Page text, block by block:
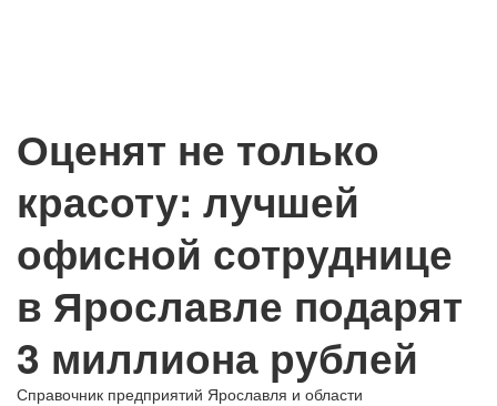
Оценят не только
красоту: лучшей
офисной сотруднице
в Ярославле подарят
3 миллиона рублей
Справочник предприятий Ярославля и области